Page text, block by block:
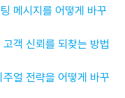
메시지를 어떻게 바꾸
객 신뢰를 되찾는 방법
얼 전략을 어떻게 바꾸